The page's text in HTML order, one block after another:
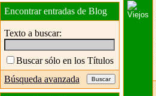
Encontrar entradas de Blog
Texto a buscar:
Buscar sólo en los Títulos
Búsqueda avanzada